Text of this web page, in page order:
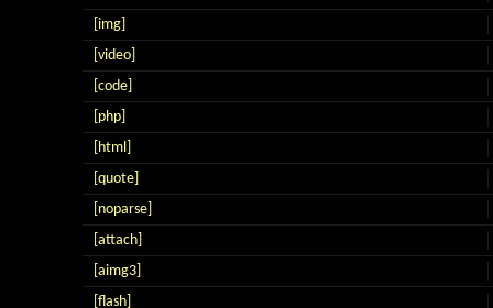
[img]
[video]
[code]
[php]
[html]
[quote]
[noparse]
[attach]
[aimg3]
[flash]